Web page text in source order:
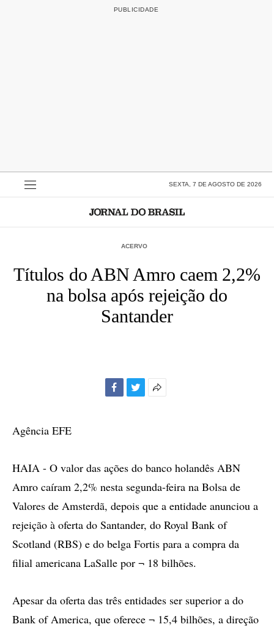
SEXTA, 7 DE AGOSTO DE 2026
ACERVO
Títulos do ABN Amro caem 2,2%
na bolsa após rejeição do
Santander
Agência EFE
HAIA - O valor das ações do banco holandês ABN
Amro caíram 2,2% nesta segunda-feira na Bolsa de
Valores de Amsterdã, depois que a entidade anunciou a
rejeição à oferta do Santander, do Royal Bank of
Scotland (RBS) e do belga Fortis para a compra da
filial americana LaSalle por ¬ 18 bilhões.
Apesar da oferta das três entidades ser superior a do
Bank of America, que oferece ¬ 15,4 bilhões, a direção